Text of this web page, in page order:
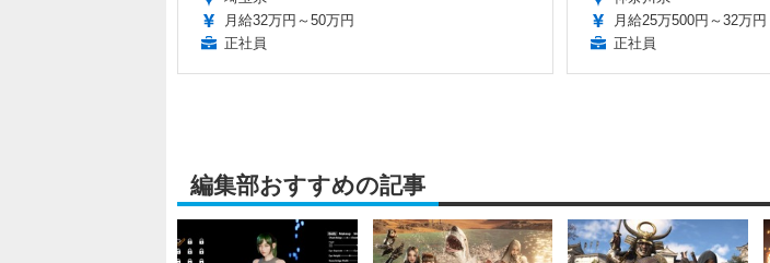
月給32万円～50万円
正社員
月給25万500円～32万円
正社員
編集部おすすめの記事